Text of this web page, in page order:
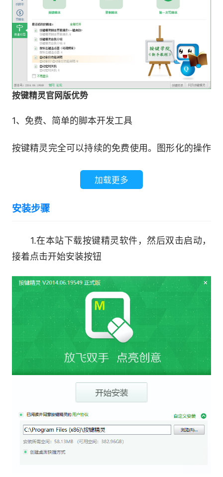
按键精灵官网版优势
1、免费、简单的脚本开发工具
按键精灵完全可以持续的免费使用。图形化的操作
2、超千万次下载奠定产品地位
是一款产品技术成熟、稳定的的超人气脚本开发软
件。
3、成熟的脚本销售体系
精灵软件注册系统为您提供专业的软件注册服务，
让您可以后顾无忧地进行脚本销售。成熟的运营团
队可以为您量身定制销售策略，携手将您的脚本创
造更大的价值。
4、海量的优质用户资源
软件，在玩家用户中的知名度早已家喻户晓，能将
您的脚本传递给数以千万计的潜在用户。
加载更多
安装步骤
1.在本站下载按键精灵软件，然后双击启动，
接着点击开始安装按钮